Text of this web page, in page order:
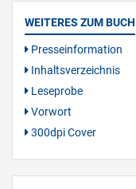
WEITERES ZUM BUCH
Presseinformation
Inhaltsverzeichnis
Leseprobe
Vorwort
300dpi Cover